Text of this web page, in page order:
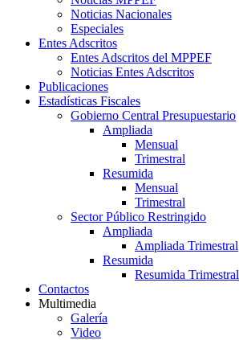
Noticias Nacionales
Especiales
Entes Adscritos
Entes Adscritos del MPPEF
Noticias Entes Adscritos
Publicaciones
Estadísticas Fiscales
Gobierno Central Presupuestario
Ampliada
Mensual
Trimestral
Resumida
Mensual
Trimestral
Sector Público Restringido
Ampliada
Ampliada Trimestral
Resumida
Resumida Trimestral
Contactos
Multimedia
Galería
Video